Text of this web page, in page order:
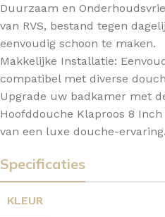
Duurzaam en
van RVS, bestand tegen
eenvoudig schoon te maken.
Makkelijke Installatie:
compatibel met diverse
Upgrade uw badkamer met
Hoofddouche Klaproos 8 Inch
van een luxe douche-
Specificaties
KLEUR